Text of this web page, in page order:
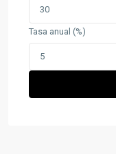
Tasa anual (%)